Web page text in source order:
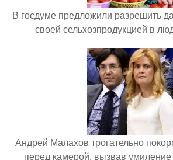
В госдуме предложили разрешить
своей сельхозпродукцией в
Андрей Малахов трогательно
перед камерой, вызвав умиление